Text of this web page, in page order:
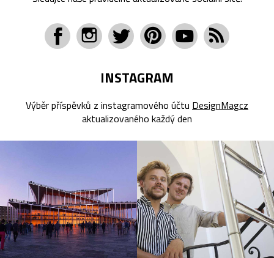
INSTAGRAM
Výběr příspěvků z instagramového účtu DesignMagcz
aktualizovaného každý den